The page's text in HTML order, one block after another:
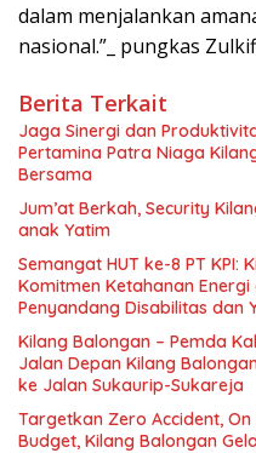
dalam menjalankan
nasional.”_ pungkas
Berita Terkait
Jaga Sinergi dan
Pertamina Patra Niaga
Bersama
Jum’at Berkah, Security
anak Yatim
Semangat HUT ke-8 PT KPI:
Komitmen Ketahanan
Penyandang Disabilitas dan
Kilang Balongan – Pemda
Jalan Depan Kilang
ke Jalan Sukaurip-Sukareja
Targetkan Zero Accident,
Budget, Kilang Balongan